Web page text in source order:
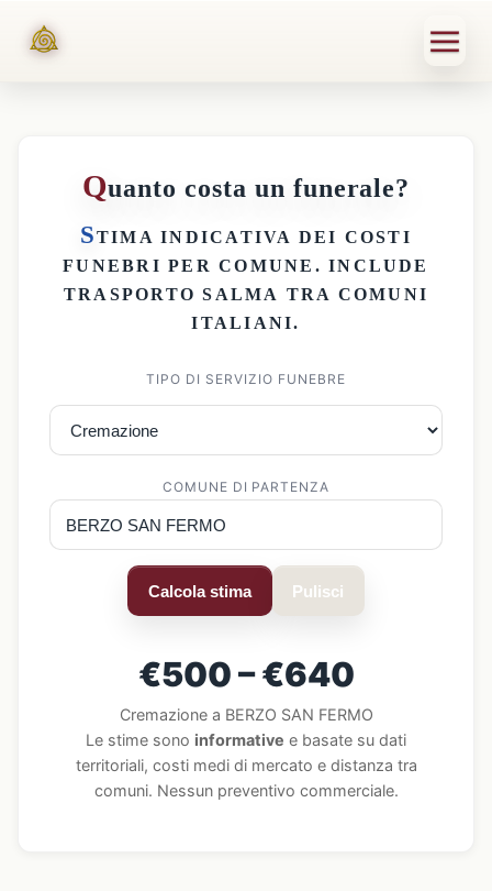
Quanto costa un funerale?
STIMA INDICATIVA DEI COSTI
FUNEBRI PER COMUNE . INCLUDE
TRASPORTO SALMA TRA COMUNI
ITALIANI.
TIPO DI SERVIZIO FUNEBRE
COMUNE DI PARTENZA
Calcola stima Pulisci
€500 – €640
Cremazione a BERZO SAN FERMO
Le stime sono informative e basate su dati
territoriali, costi medi di mercato e distanza tra
comuni. Nessun preventivo commerciale.